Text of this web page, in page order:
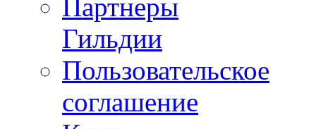
Партнеры
Гильдии
Пользовательское
соглашение